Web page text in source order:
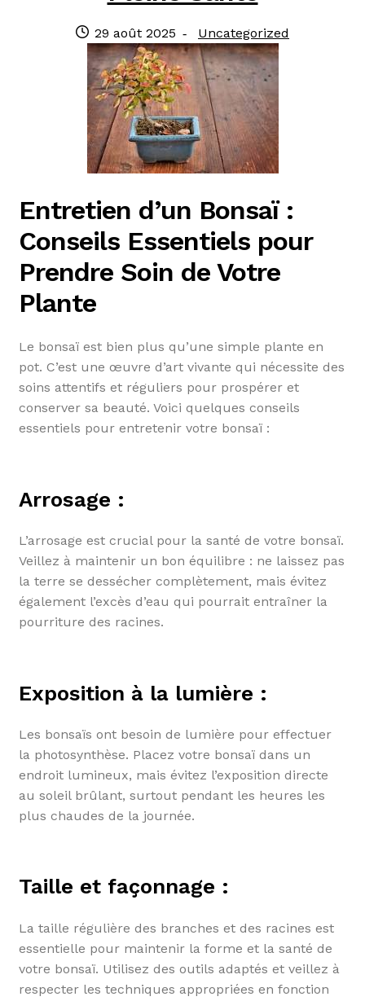
Publié
le
29 août 2025
Catégorie
:
Uncategorized
Entretien d’un Bonsaï :
Conseils Essentiels pour
Prendre Soin de Votre
Plante
Le bonsaï est bien plus qu’une simple plante en
pot. C’est une œuvre d’art vivante qui nécessite des
soins attentifs et réguliers pour prospérer et
conserver sa beauté. Voici quelques conseils
essentiels pour entretenir votre bonsaï :
Arrosage :
L’arrosage est crucial pour la santé de votre bonsaï.
Veillez à maintenir un bon équilibre : ne laissez pas
la terre se dessécher complètement, mais évitez
également l’excès d’eau qui pourrait entraîner la
pourriture des racines.
Exposition à la lumière :
Les bonsaïs ont besoin de lumière pour effectuer
la photosynthèse. Placez votre bonsaï dans un
endroit lumineux, mais évitez l’exposition directe
au soleil brûlant, surtout pendant les heures les
plus chaudes de la journée.
Taille et façonnage :
La taille régulière des branches et des racines est
essentielle pour maintenir la forme et la santé de
votre bonsaï. Utilisez des outils adaptés et veillez à
respecter les techniques appropriées en fonction